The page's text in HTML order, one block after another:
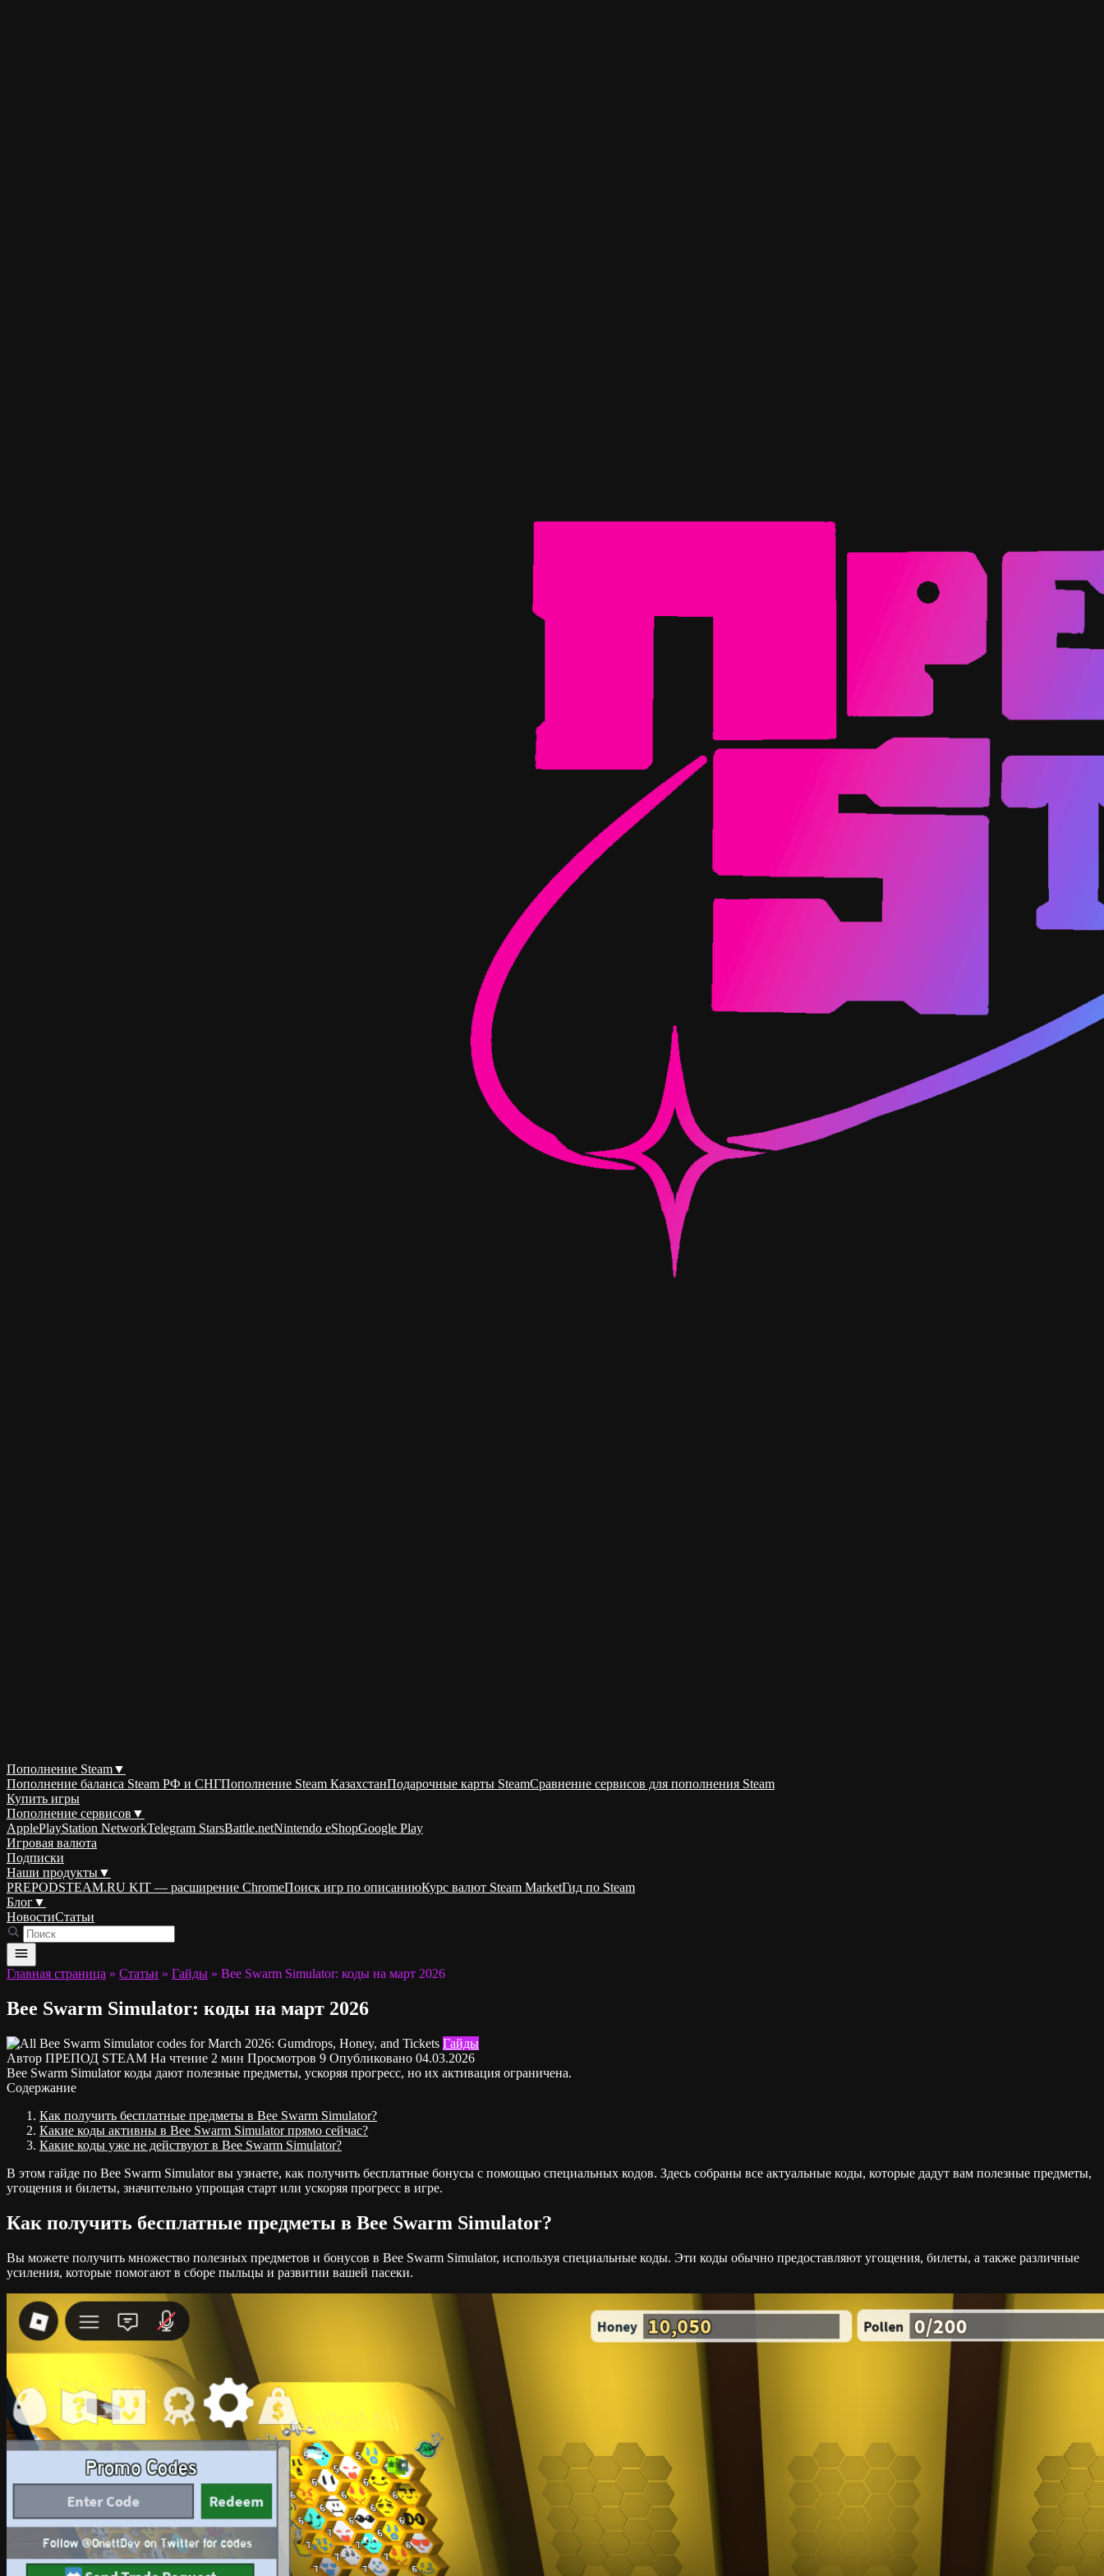
Пополнение Steam▼
Пополнение баланса Steam РФ и СНГПополнение Steam КазахстанПодарочные карты SteamСравнение сервисов для пополнения Steam
Купить игры
Пополнение сервисов ▼
ApplePlayStation NetworkTelegram StarsBattle.netNintendo eShopGoogle Play
Игровая валюта
Подписки
Наши продукты▼
PREPODSTEAM.RU KIT — расширение ChromeПоиск игр по описаниюКурс валют Steam MarketГид по Steam
Блог▼
НовостиСтатьи
Главная страница » Статьи » Гайды » Bee Swarm Simulator: коды на март 2026
Bee Swarm Simulator: коды на март 2026
Гайды
Автор ПРЕПОД STEAM На чтение 2 мин Просмотров 9 Опубликовано 04.03.2026
Bee Swarm Simulator коды дают полезные предметы, ускоряя прогресс, но их активация ограничена.
Содержание
Как получить бесплатные предметы в Bee Swarm Simulator?
Какие коды активны в Bee Swarm Simulator прямо сейчас?
Какие коды уже не действуют в Bee Swarm Simulator?
В этом гайде по Bee Swarm Simulator вы узнаете, как получить бесплатные бонусы с помощью специальных кодов. Здесь собраны все актуальные коды, которые дадут вам полезные предметы,
угощения и билеты, значительно упрощая старт или ускоряя прогресс в игре.
Как получить бесплатные предметы в Bee Swarm Simulator?
Вы можете получить множество полезных предметов и бонусов в Bee Swarm Simulator, используя специальные коды. Эти коды обычно предоставляют угощения, билеты, а также различные
усиления, которые помогают в сборе пыльцы и развитии вашей пасеки.